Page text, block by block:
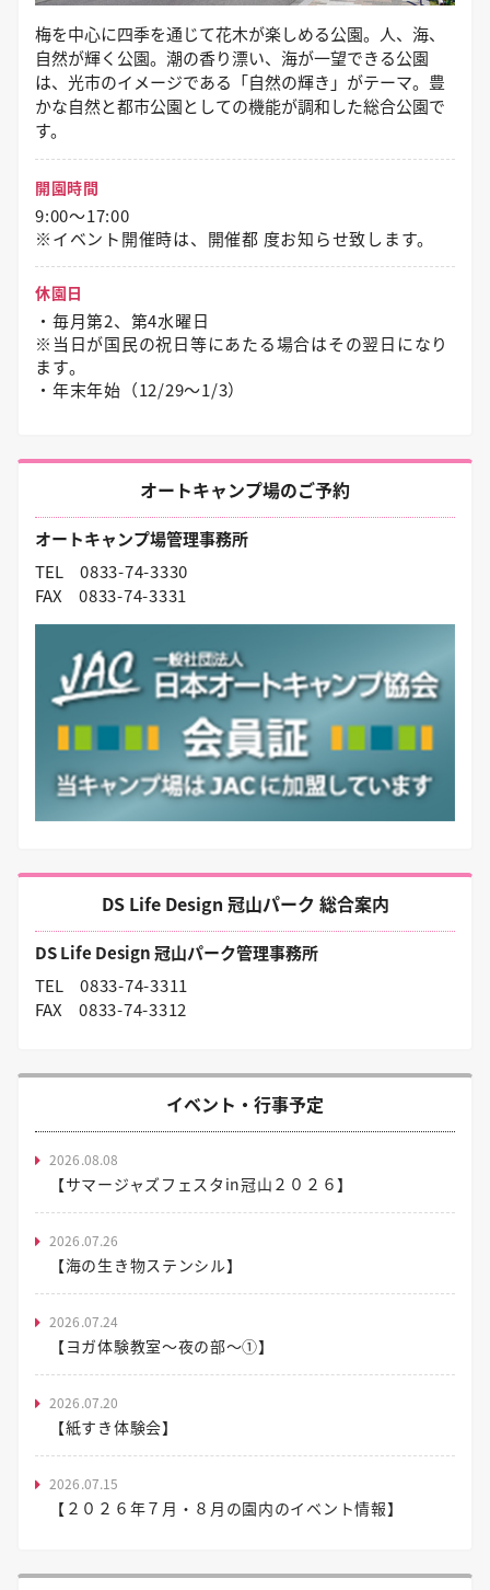
梅を中心に四季を通じて花木が楽しめる公園。人、海、
自然が輝く公園。潮の香り漂い、海が一望できる公園
は、光市のイメージである「自然の輝き」がテーマ。豊
かな自然と都市公園としての機能が調和した総合公園で
す。
開園時間
9:00～17:00
※イベント開催時は、開催都 度お知らせ致します。
休園日
・毎月第2、第4水曜日
※当日が国民の祝日等にあたる場合はその翌日になり
ます。
・年末年始（12/29〜1/3）
オートキャンプ場のご予約
オートキャンプ場管理事務所
TEL 0833-74-3330
FAX 0833-74-3331
DS Life Design 冠山パーク 総合案内
DS Life Design 冠山パーク管理事務所
TEL 0833-74-3311
FAX 0833-74-3312
イベント・行事予定
2026.08.08
【サマージャズフェスタin冠山２０２６】
2026.07.26
【海の生き物ステンシル】
2026.07.24
【ヨガ体験教室～夜の部～①】
2026.07.20
【紙すき体験会】
2026.07.15
【２０２６年７月・８月の園内のイベント情報】